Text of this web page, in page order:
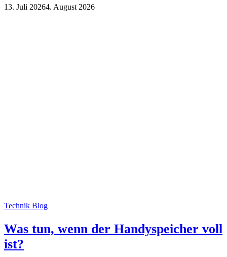
13. Juli 20264. August 2026
Technik Blog
Was tun, wenn der Handyspeicher voll
ist?